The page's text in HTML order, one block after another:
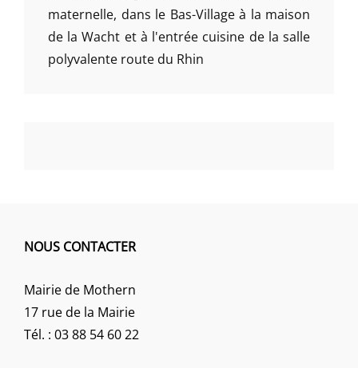
maternelle, dans le Bas-Village à la maison
de la Wacht et à l'entrée cuisine de la salle
polyvalente route du Rhin
NOUS CONTACTER
Mairie de Mothern
17 rue de la Mairie
Tél. : 03 88 54 60 22